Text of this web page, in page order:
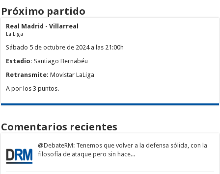
Próximo partido
Real Madrid - Villarreal
La Liga
Sábado 5 de octubre de 2024 a las 21:00h
Estadio: Santiago Bernabéu
Retransmite: Movistar LaLiga
A por los 3 puntos.
Comentarios recientes
@DebateRM: Tenemos que volver a la defensa sólida, con la
filosofía de ataque pero sin hace...